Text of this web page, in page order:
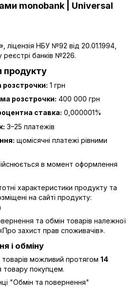
monobank | Universal
НБУ №92 від 20.01.1994,
банків №226.
продукту
розстрочки: 1 грн
розстрочки: 400 000 грн
ставка: 0,000001%
3–25 платежів
щомісячні платежі рівними
в момент оформлення
характеристики продукту та
на сайті продукту:
та обмін товарів належної
захист прав споживачів».
і обміну
можливий протягом 14
товару покупцем.
"Обмін та повернення"